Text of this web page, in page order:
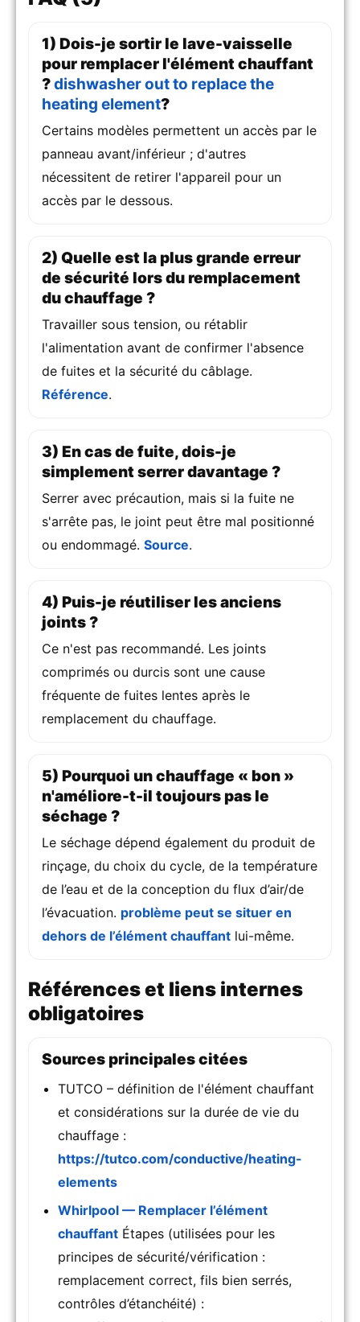
1) Dois-je sortir le lave-vaisselle
pour remplacer l'élément chauffant
?dishwasher out to replace the
heating element?
Certains modèles permettent un accès par le
panneau avant/inférieur ; d'autres
nécessitent de retirer l'appareil pour un
accès par le dessous.
2) Quelle est la plus grande erreur
de sécurité lors du remplacement
du chauffage ?
Travailler sous tension, ou rétablir
l'alimentation avant de confirmer l'absence
de fuites et la sécurité du câblage.
Référence.
3) En cas de fuite, dois-je
simplement serrer davantage ?
Serrer avec précaution, mais si la fuite ne
s'arrête pas, le joint peut être mal positionné
ou endommagé. Source.
4) Puis-je réutiliser les anciens
joints ?
Ce n'est pas recommandé. Les joints
comprimés ou durcis sont une cause
fréquente de fuites lentes après le
remplacement du chauffage.
5) Pourquoi un chauffage « bon »
n'améliore-t-il toujours pas le
séchage ?
Le séchage dépend également du produit de
rinçage, du choix du cycle, de la température
de l’eau et de la conception du flux d’air/de
l’évacuation. problème peut se situer en
dehors de l’élément chauffant lui-même.
Références et liens internes
obligatoires
Sources principales citées
TUTCO – définition de l'élément chauffant
et considérations sur la durée de vie du
chauffage :
https://tutco.com/conductive/heating-
elements
Whirlpool — Remplacer l’élément
chauffant Étapes (utilisées pour les
principes de sécurité/vérification :
remplacement correct, fils bien serrés,
contrôles d’étanchéité) :